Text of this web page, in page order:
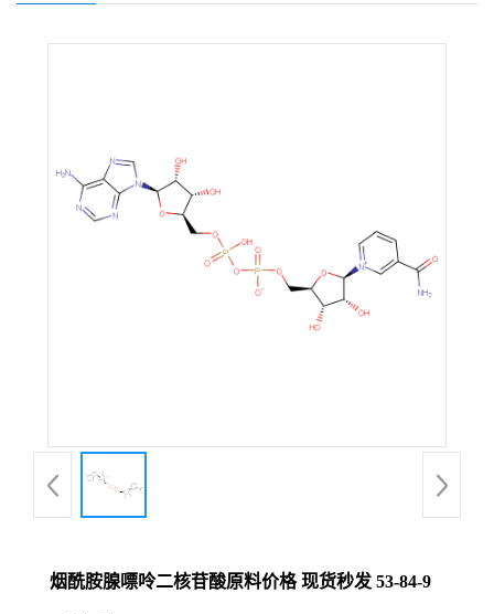
烟酰胺腺嘌呤二核苷酸原料价格 现货秒发 53-84-9